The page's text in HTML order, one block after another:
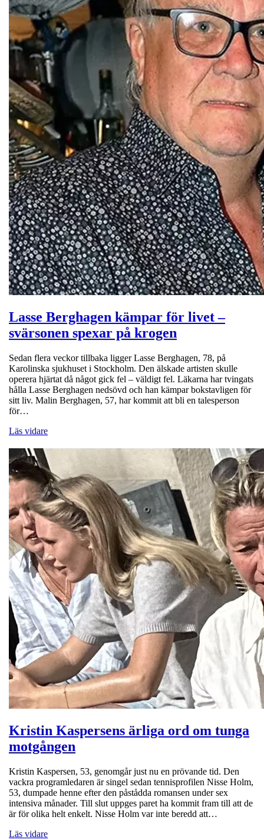
Lasse Berghagen kämpar för livet –
svärsonen spexar på krogen
Sedan flera veckor tillbaka ligger Lasse Berghagen, 78, på
Karolinska sjukhuset i Stockholm. Den älskade artisten skulle
operera hjärtat då något gick fel – väldigt fel. Läkarna har tvingats
hålla Lasse Berghagen nedsövd och han kämpar bokstavligen för
sitt liv. Malin Berghagen, 57, har kommit att bli en talesperson
för…
Läs vidare
Kristin Kaspersens ärliga ord om tunga
motgången
Kristin Kaspersen, 53, genomgår just nu en prövande tid. Den
vackra programledaren är singel sedan tennisprofilen Nisse Holm,
53, dumpade henne efter den påstådda romansen under sex
intensiva månader. Till slut uppges paret ha kommit fram till att de
är för olika helt enkelt. Nisse Holm var inte beredd att…
Läs vidare